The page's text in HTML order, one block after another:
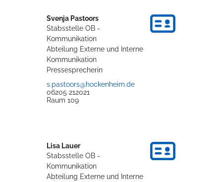
Svenja Pastoors
Stabsstelle OB -
Kommunikation
Abteilung Externe und Interne
Kommunikation
Pressesprecherin
s.pastoors@hockenheim.de
06205 212021
Raum 109
Lisa Lauer
Stabsstelle OB -
Kommunikation
Abteilung Externe und Interne